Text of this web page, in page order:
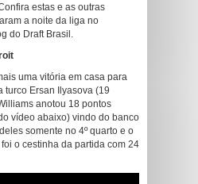
estas e as outras
a noite da liga no
do Draft Brasil.
uma vitória em casa para
turco Ersan Ilyasova (19
anotou 18 pontos
vídeo abaixo) vindo do banco
somente no 4º quarto e o
o cestinha da partida com 24